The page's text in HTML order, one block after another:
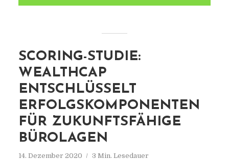
SCORING-STUDIE:
WEALTHCAP
ENTSCHLÜSSELT
ERFOLGSKOMPONENTEN
FÜR ZUKUNFTSFÄHIGE
BÜROLAGEN
14. Dezember 2020 3 Min. Lesedauer